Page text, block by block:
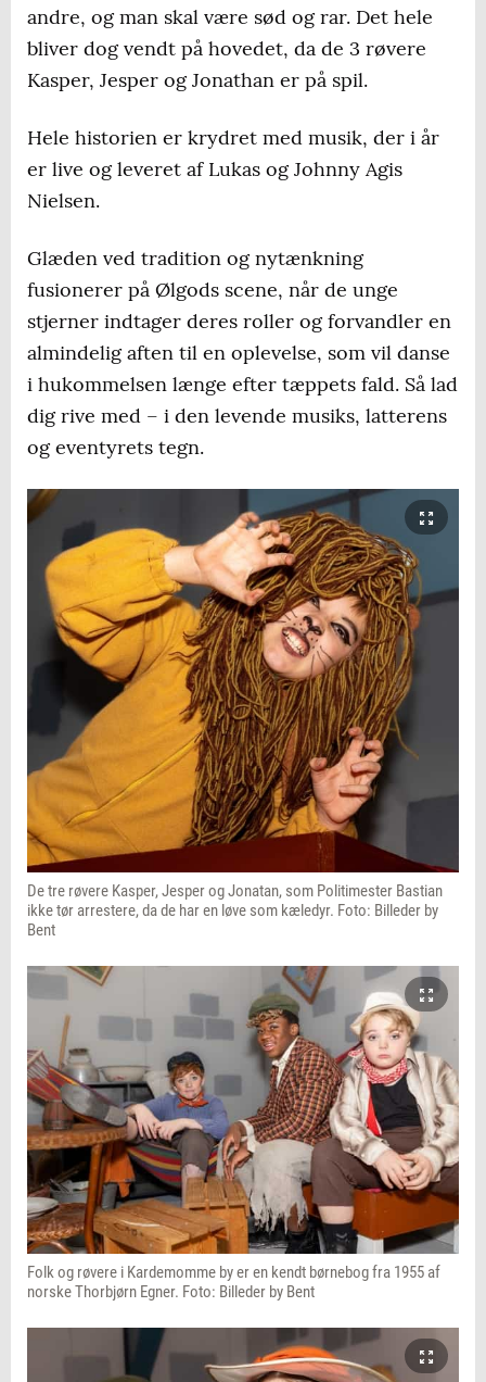
andre, og man skal være sød og rar. Det hele
bliver dog vendt på hovedet, da de 3 røvere
Kasper, Jesper og Jonathan er på spil.
Hele historien er krydret med musik, der i år
er live og leveret af Lukas og Johnny Agis
Nielsen.
Glæden ved tradition og nytænkning
fusionerer på Ølgods scene, når de unge
stjerner indtager deres roller og forvandler en
almindelig aften til en oplevelse, som vil danse
i hukommelsen længe efter tæppets fald. Så lad
dig rive med – i den levende musiks, latterens
og eventyrets tegn.
De tre røvere Kasper, Jesper og Jonatan, som Politimester Bastian
ikke tør arrestere, da de har en løve som kæledyr. Foto: Billeder by
Bent
Folk og røvere i Kardemomme by er en kendt børnebog fra 1955 af
norske Thorbjørn Egner. Foto: Billeder by Bent